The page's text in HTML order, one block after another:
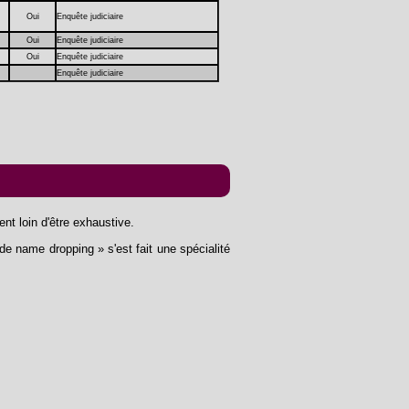
Oui Enquête judiciaire
Oui
Enquête judiciaire
Oui
Enquête judiciaire
Enquête judiciaire
loin d'être exhaustive.
name dropping » s'est fait une spécialité